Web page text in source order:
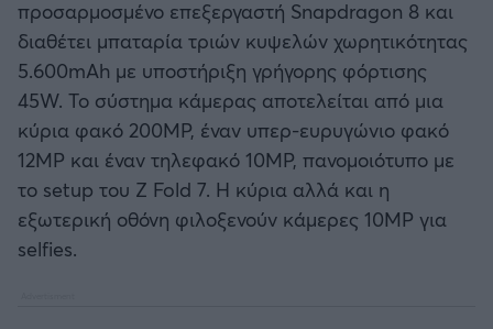
προσαρμοσμένο επεξεργαστή Snapdragon 8 και
διαθέτει μπαταρία τριών κυψελών χωρητικότητας
5.600mAh με υποστήριξη γρήγορης φόρτισης
45W. Το σύστημα κάμερας αποτελείται από μια
κύρια φακό 200MP, έναν υπερ-ευρυγώνιο φακό
12MP και έναν τηλεφακό 10MP, πανομοιότυπο με
το setup του Z Fold 7. Η κύρια αλλά και η
εξωτερική οθόνη φιλοξενούν κάμερες 10MP για
selfies.